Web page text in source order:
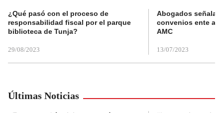
¿Qué pasó con el proceso de
responsabilidad fiscal por el parque
biblioteca de Tunja?
29/08/2023
Abogados
convenios ente
AMC
13/07/2023
Últimas Noticias